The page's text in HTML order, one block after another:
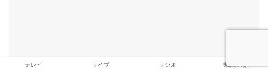
テレビ ライブ ラジオ 鬼龍院翔